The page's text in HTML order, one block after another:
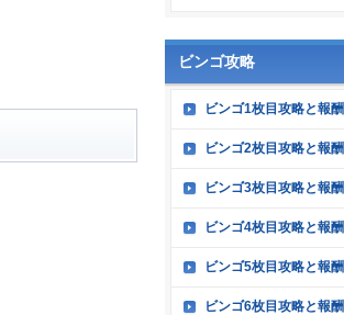
ビンゴ攻略
ビンゴ1枚目攻略と報酬
ビンゴ2枚目攻略と報酬
ビンゴ3枚目攻略と報酬
ビンゴ4枚目攻略と報酬
ビンゴ5枚目攻略と報酬
ビンゴ6枚目攻略と報酬